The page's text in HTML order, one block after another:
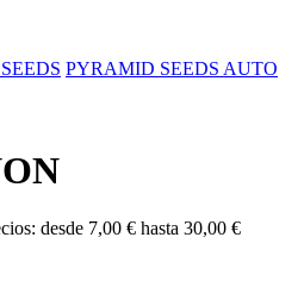
PYRAMID SEEDS AUTO
desde 7,00 € hasta 30,00 €